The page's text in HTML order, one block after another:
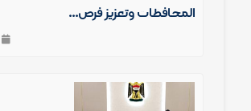
المحافظات وتعزيز فرص...